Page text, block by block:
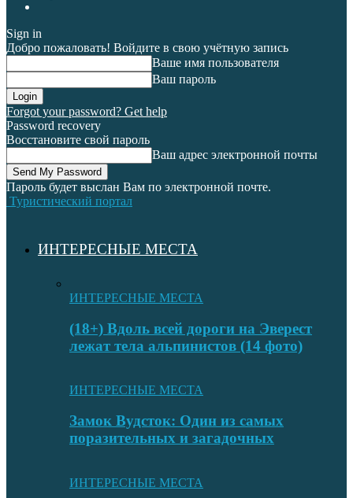
Sign in
Добро пожаловать! Войдите в свою учётную запись
Ваше имя пользователя
Ваш пароль
Forgot your password? Get help
Password recovery
Восстановите свой пароль
Ваш адрес электронной почты
Пароль будет выслан Вам по электронной почте.
Туристический портал
ИНТЕРЕСНЫЕ МЕСТА
ИНТЕРЕСНЫЕ МЕСТА
(18+) Вдоль всей дороги на Эверест
лежат тела альпинистов (14 фото)
ИНТЕРЕСНЫЕ МЕСТА
Замок Вудсток: Один из самых
поразительных и загадочных
ИНТЕРЕСНЫЕ МЕСТА